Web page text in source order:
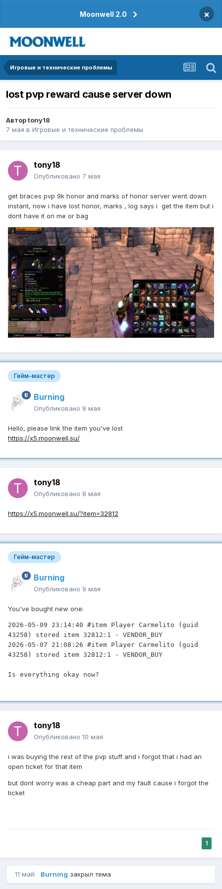
Moonwell 2.0 ×
Игровые и технические проблемы
lost pvp reward cause server down
Авторtony18
7 мая в Игровые и технические проблемы
tony18
Опубликовано 7 мая
get braces pvp 9k honor and marks of honor server went down
instant, now i have lost honor, marks , log says i get the item but i
dont have it on me or bag
Гейм-мастер
Burning
Опубликовано 8 мая
Hello, please link the item you've lost
https://x5.moonwell.su/
tony18
Опубликовано 8 мая
https://x5.moonwell.su/?item=32812
Гейм-мастер
Burning
Опубликовано 9 мая
You've bought new one:
2026-05-09 23:14:40 #item Player Carmelito (guid
43258) stored item 32812:1 - VENDOR_BUY
2026-05-07 21:08:26 #item Player Carmelito (guid
43258) stored item 32812:1 - VENDOR_BUY
Is everything okay now?
tony18
Опубликовано 10 мая
i was buying the rest of the pvp stuff and i forgot that i had an
open ticket for that item
but dont worry was a cheap part and my fault cause i forgot the
ticket
1
11 май Burning закрыл тема